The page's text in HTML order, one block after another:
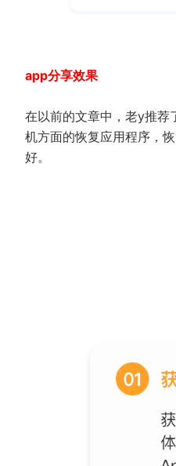
app分享效果
在以前的文章中，老y推荐
机方面的恢复应用程序，
好。